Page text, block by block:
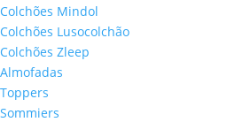
Colchões Mindol
Colchões Lusocolchão
Colchões Zleep
Almofadas
Toppers
Sommiers